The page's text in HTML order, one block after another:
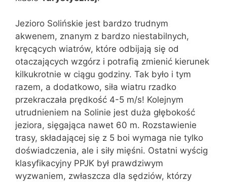
Jezioro Solińskie jest bardzo trudnym
akwenem, znanym z bardzo niestabilnych,
kręcących wiatrów, które odbijają się od
otaczających wzgórz i potrafią zmienić kierunek
kilkukrotnie w ciągu godziny. Tak było i tym
razem, a dodatkowo, siła wiatru rzadko
przekraczała prędkość 4-5 m/s! Kolejnym
utrudnieniem na Solinie jest duża głębokość
jeziora, sięgająca nawet 60 m. Rozstawienie
trasy, składającej się z 5 boi wymaga nie tylko
doświadczenia, ale i siły mięśni. Ostatni wyścig
klasyfikacyjny PPJK był prawdziwym
wyzwaniem, zwłaszcza dla sędziów, którzy